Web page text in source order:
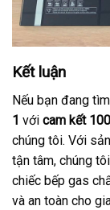
Kết luận
Nếu bạn đang
1 với cam kết
chúng tôi. Với
tận tâm, chúng
chiếc bếp gas
và an toàn cho